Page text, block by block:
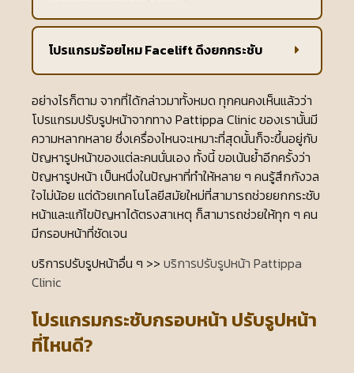
โปรแกรมร้อยไหม Facelift ดึงยกกระชับ
อย่างไรก็ตาม จากที่ได้กล่าวมาทั้งหมด ทุกคนคงเห็นแล้วว่า
โปรแกรมปรับรูปหน้าจากทาง Pattippa Clinic ของเรานั้นมี
ความหลากหลาย ซึ่งเครื่องไหนจะเหมาะที่สุดนั้นก็จะขึ้นอยู่กับ
ปัญหารูปหน้าของแต่ละคนนั่นเอง ทั้งนี้ ขอเน้นย้ำอีกครั้งว่า
ปัญหารูปหน้า เป็นหนึ่งในปัญหาที่ทำให้หลาย ๆ คนรู้สึกกังวล
ใจไม่น้อย แต่ด้วยเทคโนโลยีสมัยใหม่ที่สามารถช่วยยกกระชับ
หน้าและแก้ไขปัญหาได้ตรงสาเหตุ ก็สามารถช่วยให้ทุก ๆ คน
มีกรอบหน้าที่ชัดเจน
บริการปรับรูปหน้าอื่น ๆ >> บริการปรับรูปหน้า Pattippa
Clinic
โปรแกรมกระชับกรอบหน้า ปรับรูปหน้า
ที่ไหนดี?